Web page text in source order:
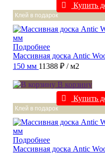
Купить
Клей в подарок
Подробнее
Массивная доска Antic
150 мм 11388 ₽ / м2
В корзину
Купить
Клей в подарок
Подробнее
Массивная доска Antic